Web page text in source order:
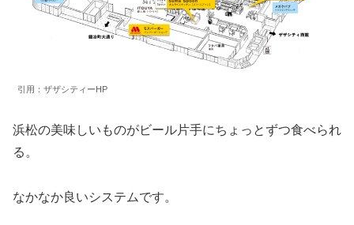
引用：ザザシティーHP
浜松の美味しいものがビール片手にちょっとずつ食べられ
る。
なかなか良いシステムです。